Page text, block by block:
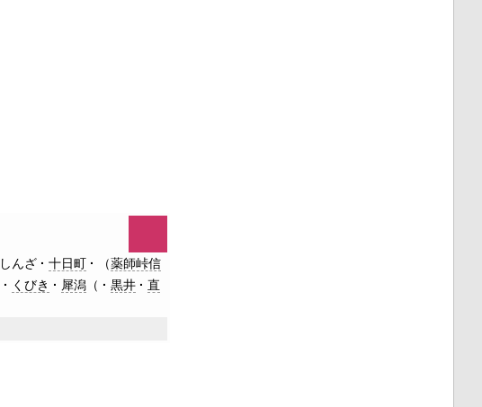
しんざ 十日町 （薬師峠信
くびき 犀潟 （ 黒井
直